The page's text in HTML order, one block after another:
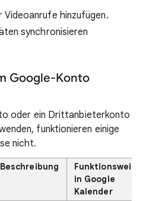
Videoanrufe hinzufügen.
synchronisieren
Google-Konto
oder ein Drittanbieterkonto
funktionieren einige
nicht.
Beschreibung
Funktionsweise
in Google
Kalender